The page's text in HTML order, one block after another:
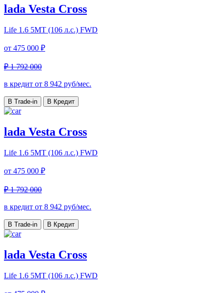
lada Vesta Cross
Life 1.6 5MT (106 л.с.) FWD
от 475 000 ₽
₽ 1 792 000
в кредит от 8 942 руб/мес.
В Trade-in В Кредит
lada Vesta Cross
Life 1.6 5MT (106 л.с.) FWD
от 475 000 ₽
₽ 1 792 000
в кредит от 8 942 руб/мес.
В Trade-in В Кредит
lada Vesta Cross
Life 1.6 5MT (106 л.с.) FWD